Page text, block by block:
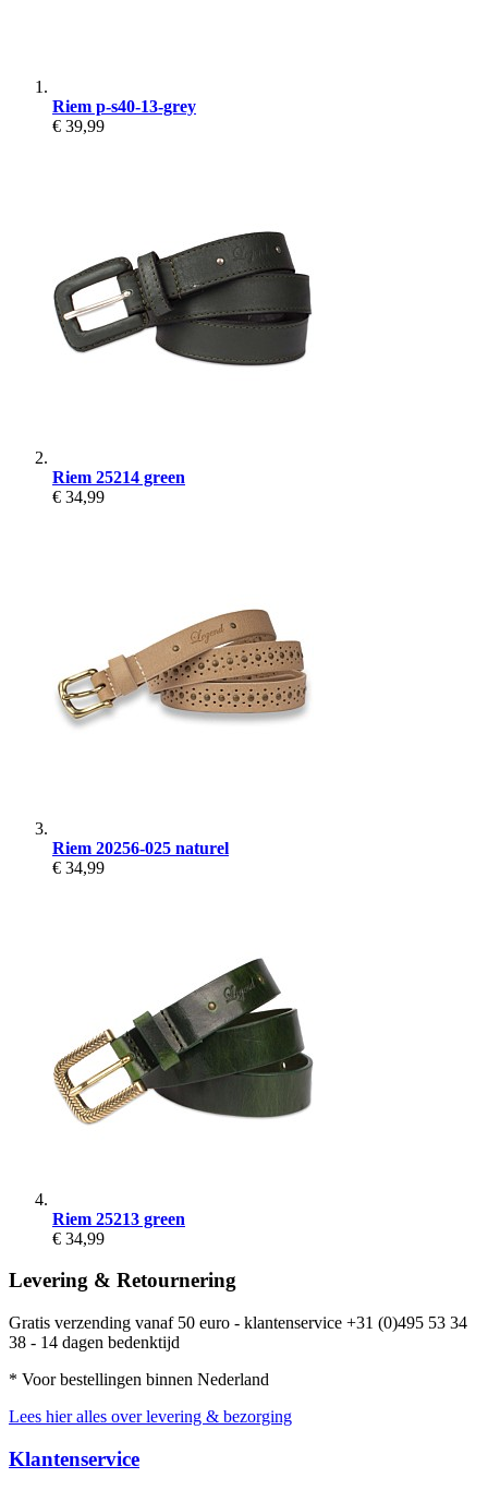
Riem p-s40-13-grey
€ 39,99
Riem 25214 green
€ 34,99
Riem 20256-025 naturel
€ 34,99
Riem 25213 green
€ 34,99
Levering & Retournering
Gratis verzending vanaf 50 euro - klantenservice +31 (0)495 53 34
38 - 14 dagen bedenktijd
* Voor bestellingen binnen Nederland
Lees hier alles over levering & bezorging
Klantenservice